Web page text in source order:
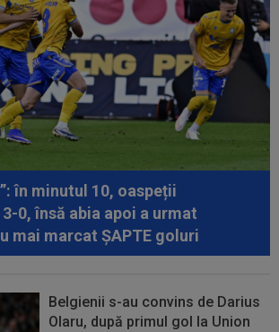
în minutul 10, oaspeții
0, însă abia apoi a urmat
mai marcat ȘAPTE goluri
Belgienii s-au convins de Darius
Olaru, după primul gol la Union